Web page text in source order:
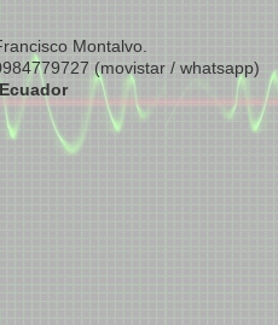
Montalvo.
(movistar / whatsapp)